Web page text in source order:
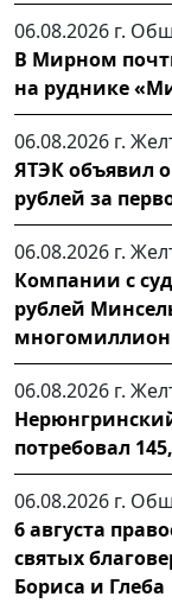
06.08.2026 г.
В Мирном
на руднике
06.08.2026 г.
ЯТЭК объявил
рублей за
06.08.2026 г.
Компании с
рублей
06.08.2026 г.
потребовал
06.08.2026 г.
6 августа
святых
Бориса и Глеба